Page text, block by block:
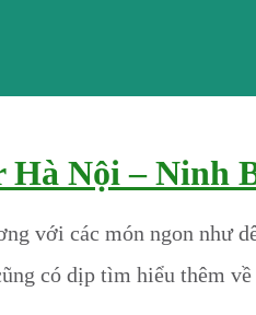
Hà Nội – Ninh
với các món ngon như
có dịp tìm hiểu thêm